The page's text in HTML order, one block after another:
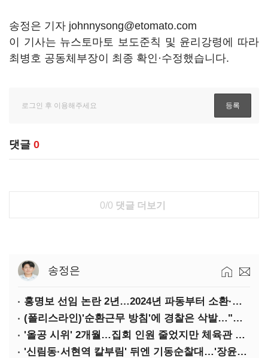
송정은 기자 johnnysong@etomato.com
이 기사는 뉴스토마토 보도준칙 및 윤리강령에 따라
최병호 공동체부장이 최종 확인·수정했습니다.
댓글 0
0/0 댓글 더보기
송정은
홍명보 선임 논란 2년…2024년 파동부터 소환·압색까지
(폴리스라인)'순환근무 방침'에 경찰은 삭발…"베테랑·수사력 보강 먼저"
'올공 시위' 2개월…집회 인원 줄었지만 체육관 봉쇄 계속
'신림동·서현역 칼부림' 뒤엔 기동순찰대…'장윤기 은폐·조작' 후엔 내부비리수사대